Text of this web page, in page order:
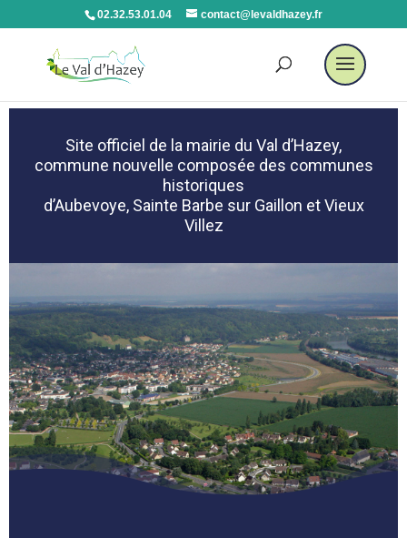
02.32.53.01.04 contact@levaldhazey.fr
Site officiel de la mairie du Val d’Hazey,
commune nouvelle composée des communes
historiques
d’Aubevoye, Sainte Barbe sur Gaillon et Vieux
Villez